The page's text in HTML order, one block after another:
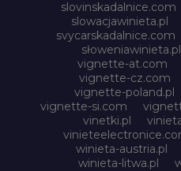
slovinskadalnice.com
slowacjawinieta.pl
svycarskadalnice.com
słoweniawinieta.pl
vignette-at.com
vignette-cz.com
vignette-poland.pl
vignette-si.com
vinetki.pl
winieta-austria.pl
winieta-litwa.pl